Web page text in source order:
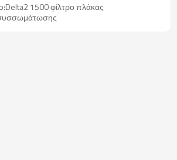
1500 φίλτρο πλάκας